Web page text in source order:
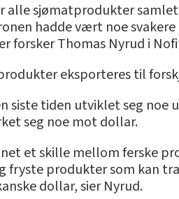
alle sjømatprodukter
hadde vært noe
forsker Thomas Nyrud i
eksporteres til
siste tiden utviklet seg
seg noe mot dollar.
et skille mellom ferske
fryste produkter som kan
dollar, sier Nyrud.